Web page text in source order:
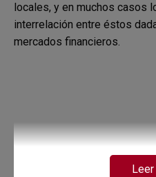
locales, y en muchos casos
interrelación entre éstos
mercados financieros.